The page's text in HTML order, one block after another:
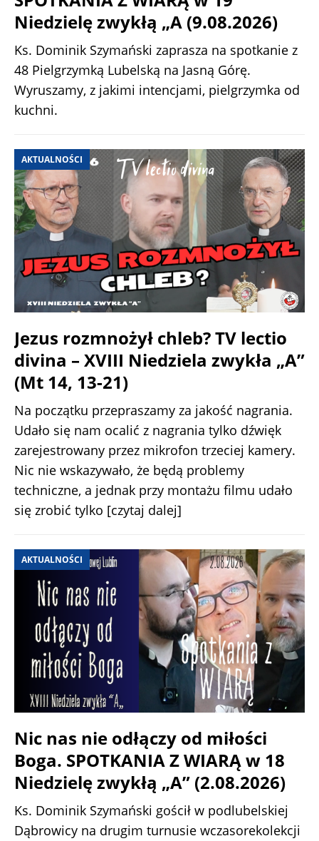
Niedzielę zwykłą „A (9.08.2026)
Ks. Dominik Szymański zaprasza na spotkanie z
48 Pielgrzymką Lubelską na Jasną Górę.
Wyruszamy, z jakimi intencjami, pielgrzymka od
kuchni.
AKTUALNOŚCI
Jezus rozmnożył chleb? TV lectio
divina – XVIII Niedziela zwykła „A”
(Mt 14, 13-21)
Na początku przepraszamy za jakość nagrania.
Udało się nam ocalić z nagrania tylko dźwięk
zarejestrowany przez mikrofon trzeciej kamery.
Nic nie wskazywało, że będą problemy
techniczne, a jednak przy montażu filmu udało
się zrobić tylko [czytaj dalej]
AKTUALNOŚCI
Nic nas nie odłączy od miłości
Boga. SPOTKANIA Z WIARĄ w 18
Niedzielę zwykłą „A” (2.08.2026)
Ks. Dominik Szymański gościł w podlubelskiej
Dąbrowicy na drugim turnusie wczasorekolekcji